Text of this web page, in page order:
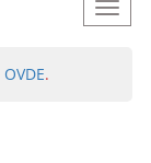
OVDE.